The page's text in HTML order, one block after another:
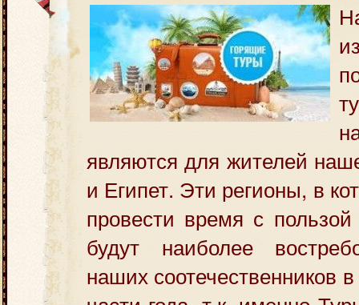
являются для жителей
и Египет. Эти регионы, в
провести время с
будут наиболее
наших соотечественников